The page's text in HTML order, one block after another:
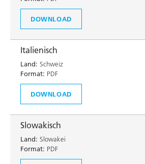
DOWNLOAD
Italienisch
Land: Schweiz
Format: PDF
DOWNLOAD
Slowakisch
Land: Slowakei
Format: PDF